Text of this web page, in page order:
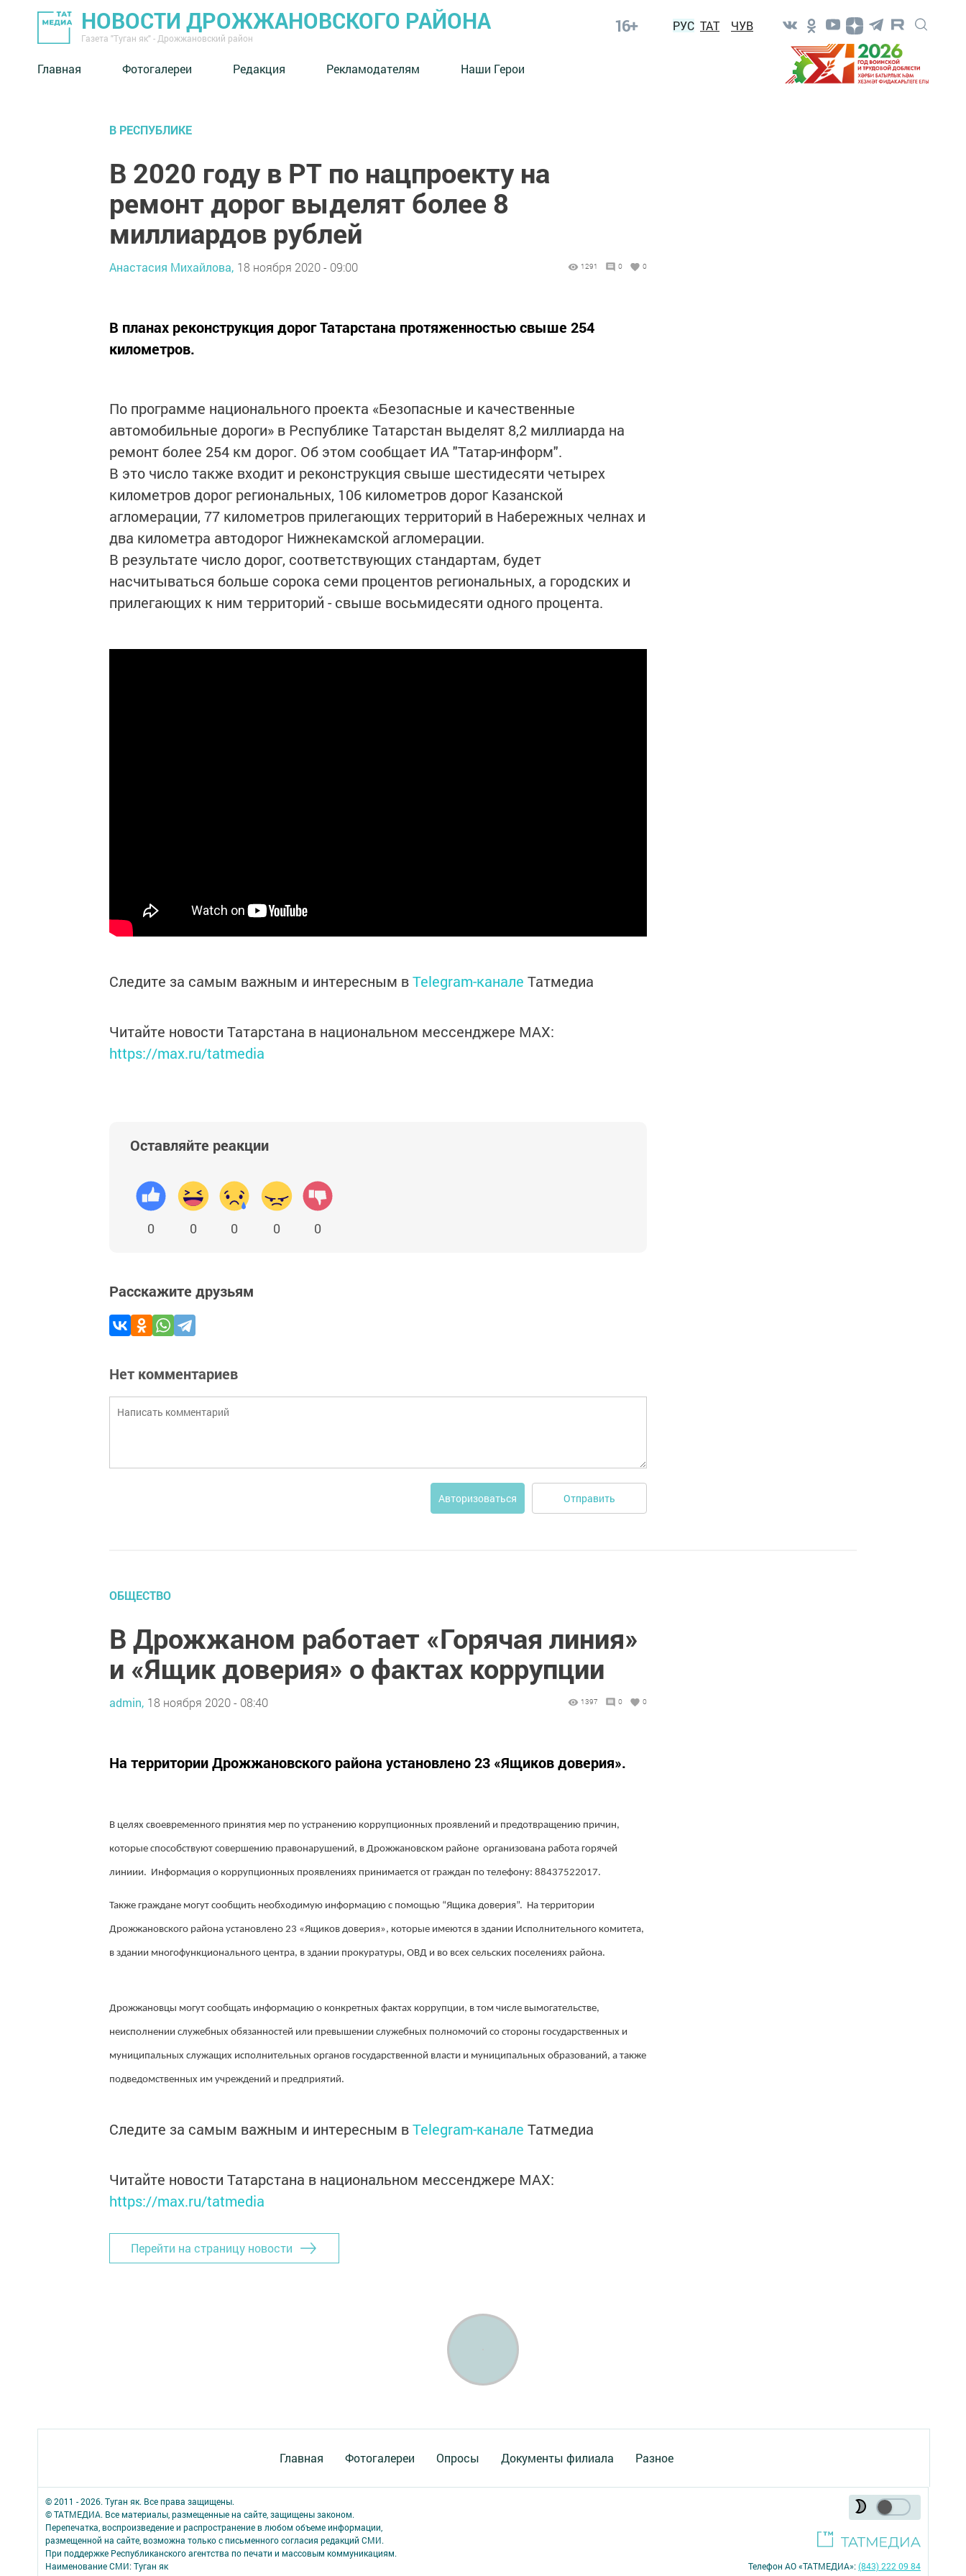
НОВОСТИ ДРОЖЖАНОВСКОГО РАЙОНА
Газета "Туган як" - Дрожжановский район
16+ РУС ТАТ ЧУВ
Главная Фотогалереи Редакция Рекламодателям Наши Герои
В РЕСПУБЛИКЕ
В 2020 году в РТ по нацпроекту на
ремонт дорог выделят более 8
миллиардов рублей
Анастасия Михайлова, 18 ноября 2020 - 09:00 1291 0 0
В планах реконструкция дорог Татарстана протяженностью свыше 254
километров.
По программе национального проекта «Безопасные и качественные
автомобильные дороги» в Республике Татарстан выделят 8,2 миллиарда на
ремонт более 254 км дорог. Об этом сообщает ИА "Татар-информ".
В это число также входит и реконструкция свыше шестидесяти четырех
километров дорог региональных, 106 километров дорог Казанской
агломерации, 77 километров прилегающих территорий в Набережных челнах и
два километра автодорог Нижнекамской агломерации.
В результате число дорог, соответствующих стандартам, будет
насчитываться больше сорока семи процентов региональных, а городских и
прилегающих к ним территорий - свыше восьмидесяти одного процента.
Следите за самым важным и интересным вTelegram-канале Татмедиа
Читайте новости Татарстана в национальном мессенджере MАХ:
https://max.ru/tatmedia
Оставляйте реакции
0 0 0 0 0
Расскажите друзьям
Нет комментариев
Авторизоваться Отправить
ОБЩЕСТВО
В Дрожжаном работает «Горячая линия»
и «Ящик доверия» о фактах коррупции
admin, 18 ноября 2020 - 08:40 1397 0 0
На территории Дрожжановского района установлено 23 «Ящиков доверия».
В целях своевременного принятия мер по устранению коррупционных проявлений и предотвращению причин,
которые способствуют совершению правонарушений, в Дрожжановском районе организована работа горячей
линиии. Информация о коррупционных проявлениях принимается от граждан по телефону: 88437522017.
Также граждане могут сообщить необходимую информацию с помощью “Ящика доверия”. На территории
Дрожжановского района установлено 23 «Ящиков доверия», которые имеются в здании Исполнительного комитета,
в здании многофункционального центра, в здании прокуратуры, ОВД и во всех сельских поселениях района.
Дрожжановцы могут сообщать информацию о конкретных фактах коррупции, в том числе вымогательстве,
неисполнении служебных обязанностей или превышении служебных полномочий со стороны государственных и
муниципальных служащих исполнительных органов государственной власти и муниципальных образований, а также
подведомственных им учреждений и предприятий.
Следите за самым важным и интересным вTelegram-канале Татмедиа
Читайте новости Татарстана в национальном мессенджере MАХ:
https://max.ru/tatmedia
Перейти на страницу новости
Главная Фотогалереи Опросы Документы филиала Разное
© 2011 - 2026. Туган як. Все права защищены.
© ТАТМЕДИА. Все материалы, размещенные на сайте, защищены законом.
Перепечатка, воспроизведение и распространение в любом объеме информации,
размещенной на сайте, возможна только с письменного согласия редакций СМИ.
При поддержке Республиканского агентства по печати и массовым коммуникациям.
Наименование СМИ: Туган як
Телефон АО «ТАТМЕДИА»:(843) 222 09 84